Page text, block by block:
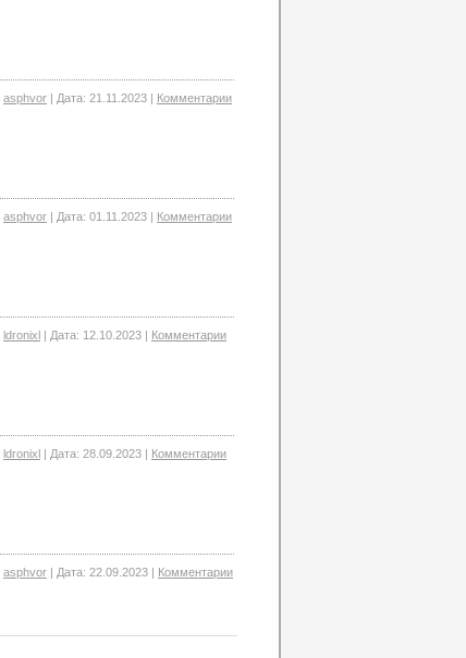
asphvor | Дата: 21.11.2023 | Комментарии
asphvor | Дата: 01.11.2023 | Комментарии
ldronixl | Дата: 12.10.2023 | Комментарии
ldronixl | Дата: 28.09.2023 | Комментарии
asphvor | Дата: 22.09.2023 | Комментарии